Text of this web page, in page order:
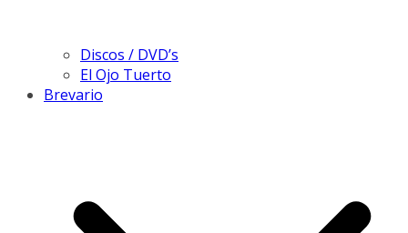
Discos / DVD’s
El Ojo Tuerto
Brevario